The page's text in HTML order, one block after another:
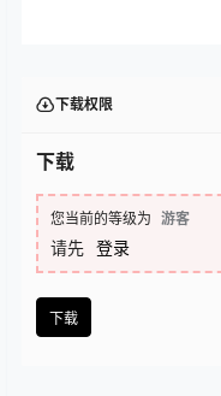
下载权限
下载
您当前的等级为 游客
请先 登录
下载